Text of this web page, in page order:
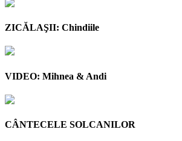
ZICĂLAŞII: Chindiile
VIDEO: Mihnea & Andi
CÂNTECELE SOLCANILOR